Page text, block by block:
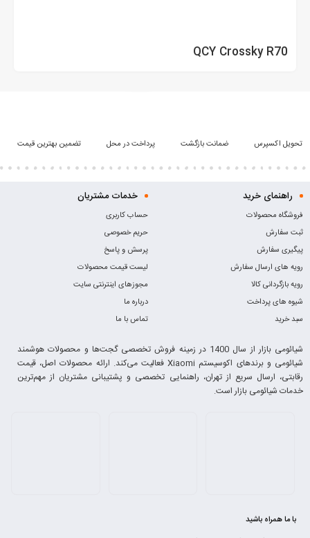
QCY Crossky R70
تحویل اکسپرس ضمانت بازگشت پرداخت در محل تضمین بهترین قیمت
راهنمای خرید
فروشگاه محصولات
ثبت سفارش
پیگیری سفارش
رویه های ارسال سفارش
رویه بازگردانی کالا
شیوه های پرداخت
سبد خرید
خدمات مشتریان
حساب کاربری
حریم خصوصی
پرسش و پاسخ
لیست قیمت محصولات
مجوزهای اینترنتی سایت
درباره ما
تماس با ما
شیائومی بازار از سال 1400 در زمینه فروش تخصصی گجت‌ها و محصولات هوشمند
شیائومی و برندهای اکوسیستم Xiaomi فعالیت می‌کند. ارائه محصولات اصل، قیمت
رقابتی، ارسال سریع از تهران، راهنمایی تخصصی و پشتیبانی مشتریان از مهم‌ترین
خدمات شیائومی بازار است.
با ما همراه باشید